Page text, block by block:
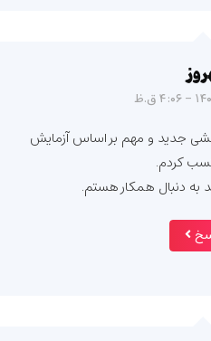
جدید و مهم بر اساس آزمایش
کردم.
به دنبال همکار هستم.